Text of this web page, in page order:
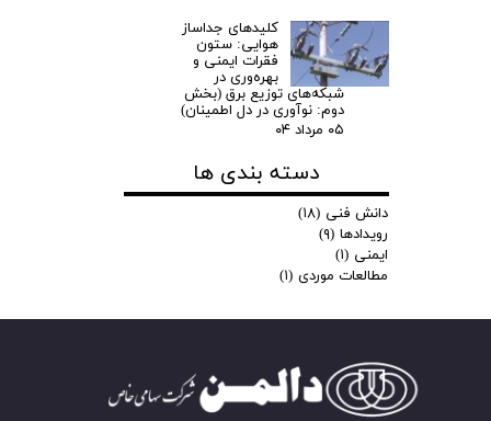
کلیدهای جداساز
هوایی: ستون
فقرات ایمنی و
بهره‌وری در
شبکه‌های توزیع برق (بخش
دوم: نوآوری در دل اطمینان)
۰۵ مرداد ۰۴
دسته بندی ها
دانش فنی (۱۸)
رویدادها (۹)
ایمنی (۱)
مطالعات موردی (۱)